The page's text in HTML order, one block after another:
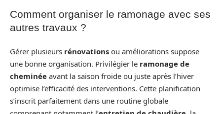
Comment organiser le ramonage avec ses
autres travaux ?
Gérer plusieurs rénovations ou améliorations suppose
une bonne organisation. Privilégier le ramonage de
cheminée avant la saison froide ou juste après l’hiver
optimise l’efficacité des interventions. Cette planification
s’inscrit parfaitement dans une routine globale